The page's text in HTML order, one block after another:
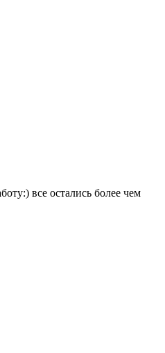
все остались более чем